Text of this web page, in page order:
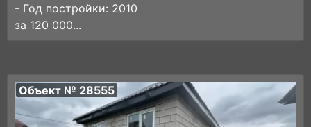
- Год пoстрoйки: 2010
за 120 000...
Объект № 28555